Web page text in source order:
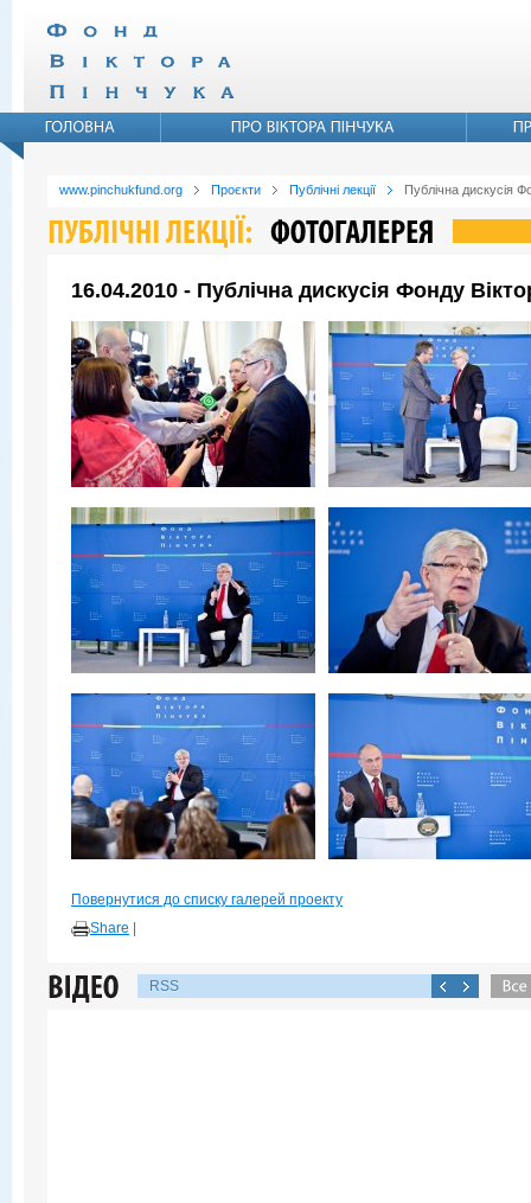
www.pinchukfund.org Проєкти Публічні лекції Публічна дискусія
16.04.2010 - Публічна дискусія Фонду
Повернутися до списку галерей проекту
Share
RSS